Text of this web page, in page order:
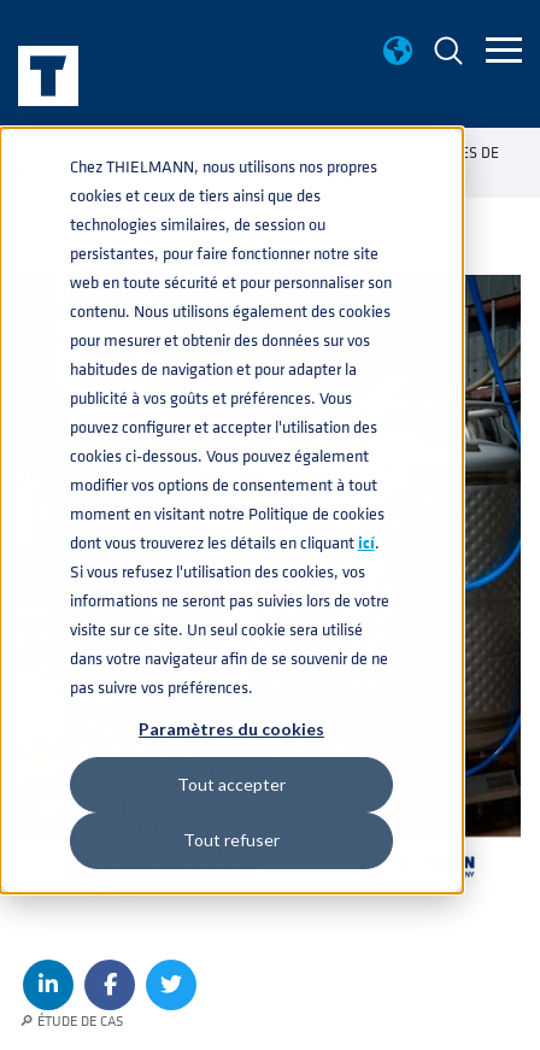
Chez THIELMANN, nous utilisons nos propres
cookies et ceux de tiers ainsi que des
technologies similaires, de session ou
persistantes, pour faire fonctionner notre site
web en toute sécurité et pour personnaliser son
contenu. Nous utilisons également des cookies
pour mesurer et obtenir des données sur vos
habitudes de navigation et pour adapter la
publicité à vos goûts et préférences. Vous
pouvez configurer et accepter l'utilisation des
cookies ci-dessous. Vous pouvez également
modifier vos options de consentement à tout
moment en visitant notre Politique de cookies
dont vous trouverez les détails en cliquanticí.
Si vous refusez l'utilisation des cookies, vos
informations ne seront pas suivies lors de votre
visite sur ce site. Un seul cookie sera utilisé
dans votre navigateur afin de se souvenir de ne
pas suivre vos préférences.
Paramètres du cookies
Tout accepter
Tout refuser
NO LABEL BREWING CO: DES CUVES DE
FERMENTATION POUR DES BRASSINS
🔎 ÉTUDE DE CAS